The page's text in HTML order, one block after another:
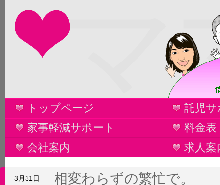
マ
トップページ
託児
家事軽減サポート
料金表
会社案内
求人案
相変わらずの繁忙で。
3月31日